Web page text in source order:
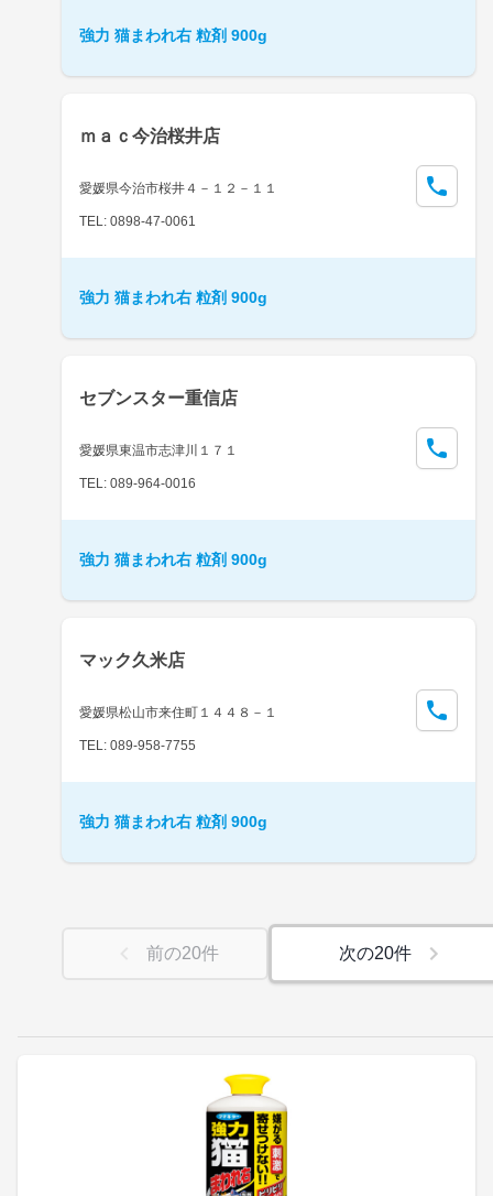
強力 猫まわれ右 粒剤 900g
ｍａｃ今治桜井店
愛媛県今治市桜井４－１２－１１
TEL: 0898-47-0061
強力 猫まわれ右 粒剤 900g
セブンスター重信店
愛媛県東温市志津川１７１
TEL: 089-964-0016
強力 猫まわれ右 粒剤 900g
マック久米店
愛媛県松山市来住町１４４８－１
TEL: 089-958-7755
強力 猫まわれ右 粒剤 900g
前の20件 次の20件